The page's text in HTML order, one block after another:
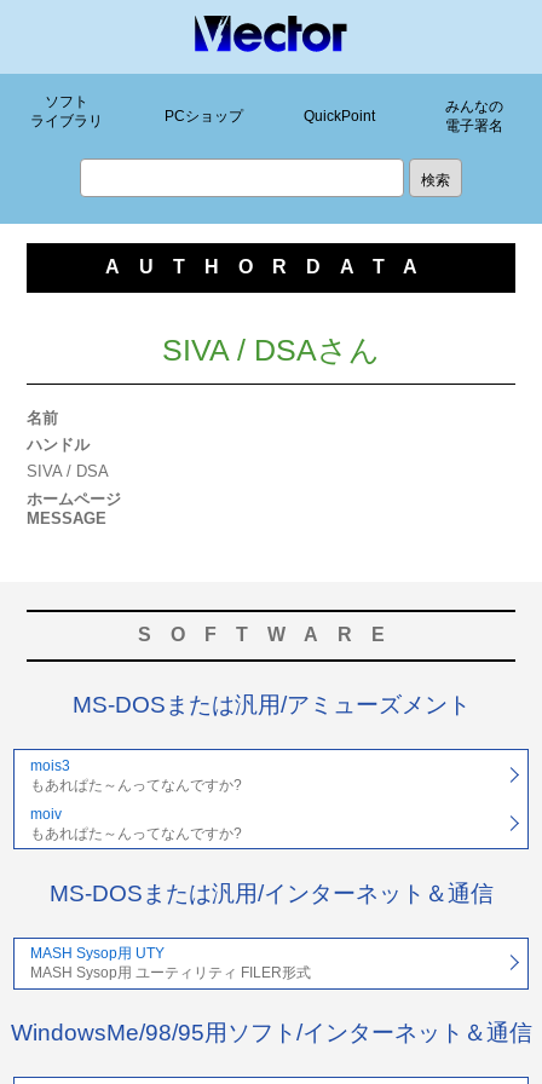
ソフト
ライブラリ
PCショップ QuickPoint
みんなの
電子署名
AUTHORDATA
SIVA / DSAさん
名前
ハンドル
SIVA / DSA
ホームページ
MESSAGE
SOFTWARE
MS-DOSまたは汎用/アミューズメント
mois3
もあれぱた～んってなんですか?
moiv
もあれぱた～んってなんですか?
MS-DOSまたは汎用/インターネット＆通信
MASH Sysop用 UTY
MASH Sysop用 ユーティリティ FILER形式
WindowsMe/98/95用ソフト/インターネット＆通信